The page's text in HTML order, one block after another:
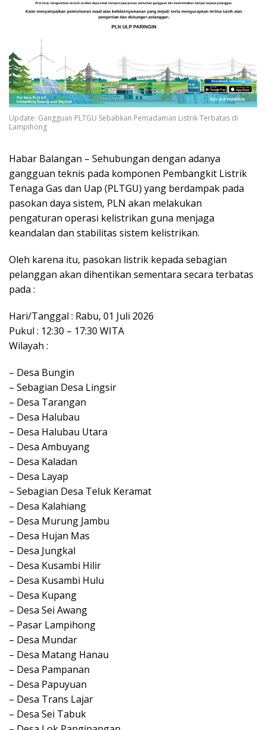
Update: Gangguan PLTGU Sebabkan Pemadaman Listrik Terbatas di
Lampihong
Habar Balangan – Sehubungan dengan adanya
gangguan teknis pada komponen Pembangkit Listrik
Tenaga Gas dan Uap (PLTGU) yang berdampak pada
pasokan daya sistem, PLN akan melakukan
pengaturan operasi kelistrikan guna menjaga
keandalan dan stabilitas sistem kelistrikan.
Oleh karena itu, pasokan listrik kepada sebagian
pelanggan akan dihentikan sementara secara terbatas
pada :
Hari/Tanggal : Rabu, 01 Juli 2026
Pukul : 12:30 – 17:30 WITA
Wilayah :
– Desa Bungin
– Sebagian Desa Lingsir
– Desa Tarangan
– Desa Halubau
– Desa Halubau Utara
– Desa Ambuyang
– Desa Kaladan
– Desa Layap
– Sebagian Desa Teluk Keramat
– Desa Kalahiang
– Desa Murung Jambu
– Desa Hujan Mas
– Desa Jungkal
– Desa Kusambi Hilir
– Desa Kusambi Hulu
– Desa Kupang
– Desa Sei Awang
– Pasar Lampihong
– Desa Mundar
– Desa Matang Hanau
– Desa Pampanan
– Desa Papuyuan
– Desa Trans Lajar
– Desa Sei Tabuk